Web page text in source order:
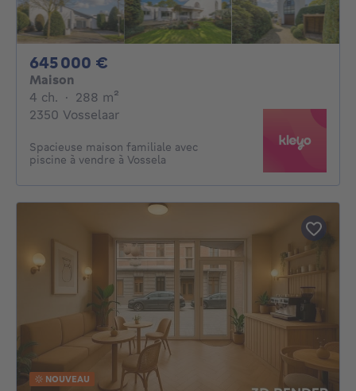
645 000 €
Maison
4 ch. 4 chambres
· 288 m²
2350 Vosselaar
Spacieuse maison familiale avec
piscine à vendre à Vossela
NOUVEAU